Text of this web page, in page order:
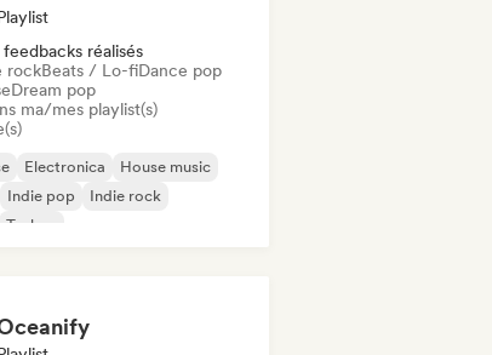
feedbacks réalisés
rockBeats / Lo-fiDance pop
Dream pop
ma/mes playlist(s)
Electronica
House music
Indie pop
Indie rock
Techno